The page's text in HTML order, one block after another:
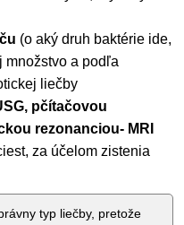
(o aký druh baktérie ide,
množstvo a podľa
liečby
pčítačovou
rezonanciou- MRI
za účelom zistenia
typ liečby, pretože